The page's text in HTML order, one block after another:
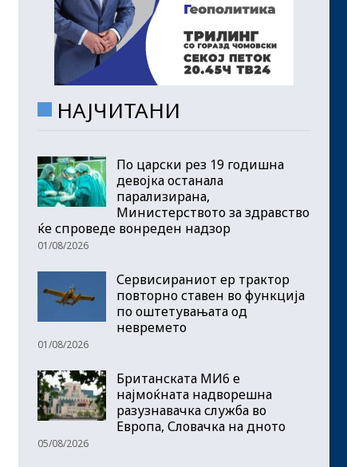
НАЈЧИТАНИ
По царски рез 19 годишна
девојка останала
парализирана,
Министерството за здравство
ќе спроведе вонреден надзор
01/08/2026
Сервисираниот ер трактор
повторно ставен во функција
по оштетувањата од
невремето
01/08/2026
Британската МИ6 е
најмоќната надворешна
разузнавачка служба во
Европа, Словачка на дното
05/08/2026